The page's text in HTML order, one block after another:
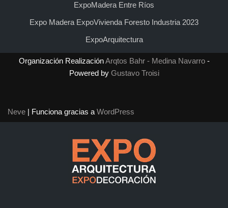
ExpoMadera Entre Ríos
Expo Madera ExpoVivienda Foresto Industria 2023
ExpoArquitectura
Organización RealizaciónArqtos Bahr - Medina Navarro-
Powered by Gustavo Troisi
Neve | Funciona gracias aWordPress